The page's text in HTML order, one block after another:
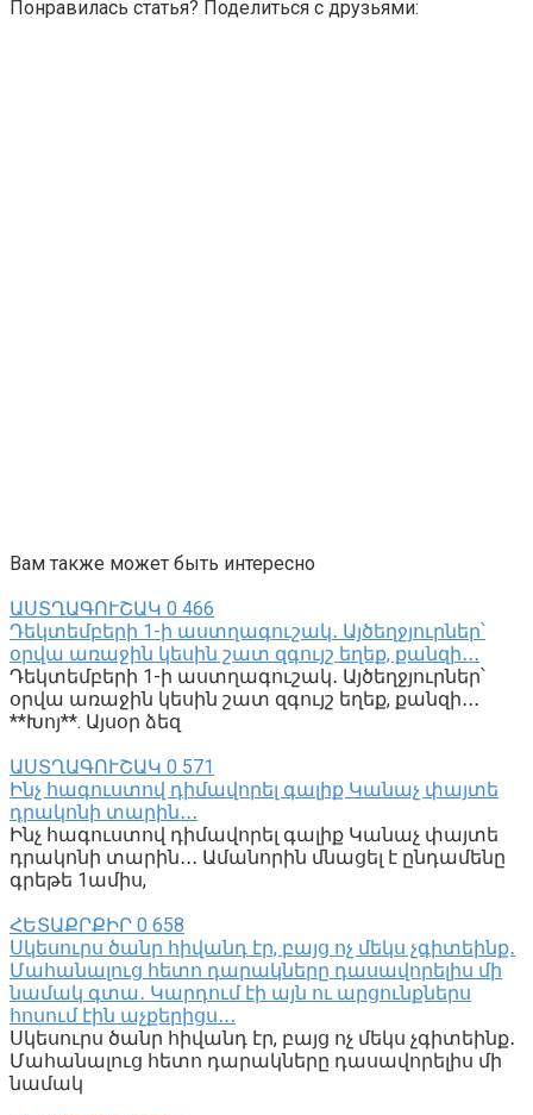
Понравилась статья? Поделиться с друзьями:
Вам также может быть интересно
ԱՍՏՂԱԳՈՒՇԱԿ 0 466
Դեկտեմբերի 1-ի աստղագուշակ․ Այծեղջյուրներ՝
օրվա առաջին կեսին շատ զգույշ եղեք, քանզի․․․
Դեկտեմբերի 1-ի աստղագուշակ․ Այծեղջյուրներ՝
օրվա առաջին կեսին շատ զգույշ եղեք, քանզի․․․
**Խոյ**. Այսօր ձեզ
ԱՍՏՂԱԳՈՒՇԱԿ 0 571
Ինչ հագուստով դիմավորել գալիք Կանաչ փայտե
դրակոնի տարին․․․
Ինչ հագուստով դիմավորել գալիք Կանաչ փայտե
դրակոնի տարին․․․ Ամանորին մնացել է ընդամենը
գրեթե 1ամիս,
ՀԵՏԱՔՐՔԻՐ 0 658
Սկեսուրս ծանր հիվանդ էր, բայց ոչ մեկս չգիտեինք․
Մահանալուց հետո դարակները դասավորելիս մի
նամակ գտա․ Կարդում էի այն ու արցունքներս
հոսում էին աչքերիցս․․․
Սկեսուրս ծանր հիվանդ էր, բայց ոչ մեկս չգիտեինք․
Մահանալուց հետո դարակները դասավորելիս մի
նամակ